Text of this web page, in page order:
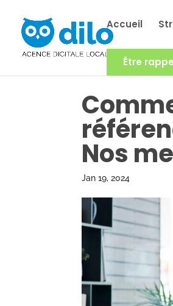
Accueil
Être
Nos
Jan 19, 2024